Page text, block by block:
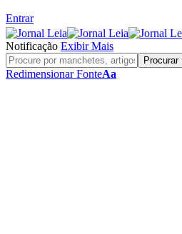
Entrar
Notificação Exibir Mais
Redimensionar FonteAa